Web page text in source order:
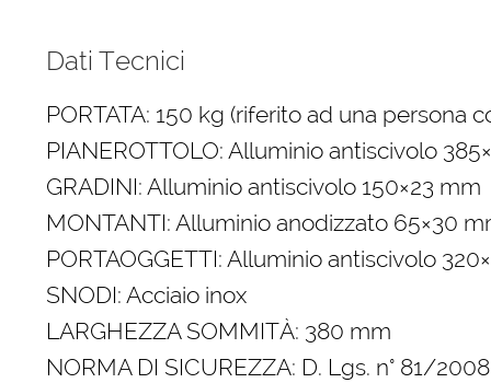
Dati Tecnici
PORTATA: 150 kg (riferito ad una persona
PIANEROTTOLO: Alluminio antiscivolo
GRADINI: Alluminio antiscivolo 150×23 mm
MONTANTI: Alluminio anodizzato 65×30
PORTAOGGETTI: Alluminio antiscivolo
SNODI: Acciaio inox
LARGHEZZA SOMMITÀ: 380 mm
NORMA DI SICUREZZA: D. Lgs. n° 81/2008